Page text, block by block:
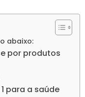
abaixo:
para a saúde